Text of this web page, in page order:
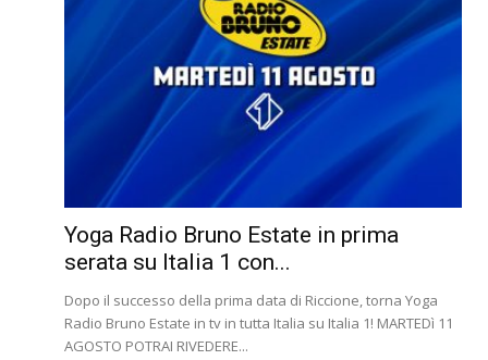
Yoga Radio Bruno Estate in prima
serata su Italia 1 con...
Dopo il successo della prima data di Riccione, torna Yoga
Radio Bruno Estate in tv in tutta Italia su Italia 1! MARTEDì 11
AGOSTO POTRAI RIVEDERE...